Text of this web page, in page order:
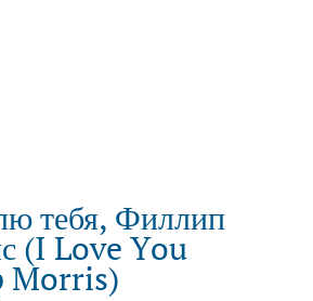
тебя, Филлип
(I Love You